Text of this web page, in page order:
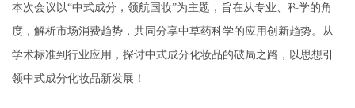
本次会议以“中式成分，领航国妆”为主题，旨在从专业、科学的角
度，解析市场消费趋势，共同分享中草药科学的应用创新趋势。从
学术标准到行业应用，探讨中式成分化妆品的破局之路，以思想引
领中式成分化妆品新发展！